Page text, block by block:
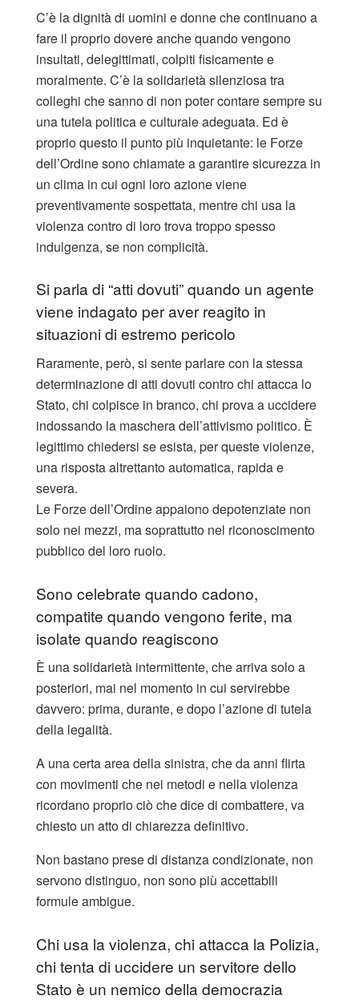
C’è la dignità di uomini e donne che continuano a
fare il proprio dovere anche quando vengono
insultati, delegittimati, colpiti fisicamente e
moralmente. C’è la solidarietà silenziosa tra
colleghi che sanno di non poter contare sempre su
una tutela politica e culturale adeguata. Ed è
proprio questo il punto più inquietante: le Forze
dell’Ordine sono chiamate a garantire sicurezza in
un clima in cui ogni loro azione viene
preventivamente sospettata, mentre chi usa la
violenza contro di loro trova troppo spesso
indulgenza, se non complicità.
Si parla di “atti dovuti” quando un agente
viene indagato per aver reagito in
situazioni di estremo pericolo
Raramente, però, si sente parlare con la stessa
determinazione di atti dovuti contro chi attacca lo
Stato, chi colpisce in branco, chi prova a uccidere
indossando la maschera dell’attivismo politico. È
legittimo chiedersi se esista, per queste violenze,
una risposta altrettanto automatica, rapida e
severa.
Le Forze dell’Ordine appaiono depotenziate non
solo nei mezzi, ma soprattutto nel riconoscimento
pubblico del loro ruolo.
Sono celebrate quando cadono,
compatite quando vengono ferite, ma
isolate quando reagiscono
È una solidarietà intermittente, che arriva solo a
posteriori, mai nel momento in cui servirebbe
davvero: prima, durante, e dopo l’azione di tutela
della legalità.
A una certa area della sinistra, che da anni flirta
con movimenti che nei metodi e nella violenza
ricordano proprio ciò che dice di combattere, va
chiesto un atto di chiarezza definitivo.
Non bastano prese di distanza condizionate, non
servono distinguo, non sono più accettabili
formule ambigue.
Chi usa la violenza, chi attacca la Polizia,
chi tenta di uccidere un servitore dello
Stato è un nemico della democrazia